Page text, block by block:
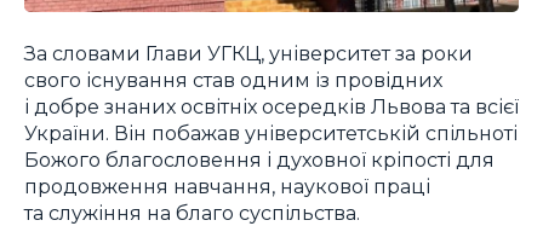
За словами Глави УГКЦ, університет за роки
свого існування став одним із провідних
і добре знаних освітніх осередків Львова та всієї
України. Він побажав університетській спільноті
Божого благословення і духовної кріпості для
продовження навчання, наукової праці
та служіння на благо суспільства.